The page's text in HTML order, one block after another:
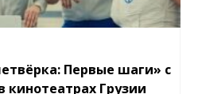
Первые шаги» с
кинотеатрах Грузии